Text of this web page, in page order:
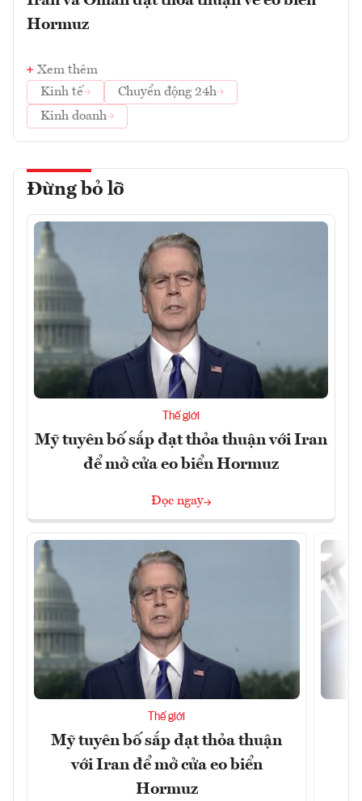
Hormuz
Xem thêm
Kinh tế
Chuyển động 24h
Kinh doanh
Đừng bỏ lỡ
Thế giới
Mỹ tuyên bố sắp đạt thỏa thuận với Iran
để mở cửa eo biển Hormuz
Đọc ngay
Thế giới
Mỹ tuyên bố sắp đạt thỏa thuận
với Iran để mở cửa eo biển
Hormuz